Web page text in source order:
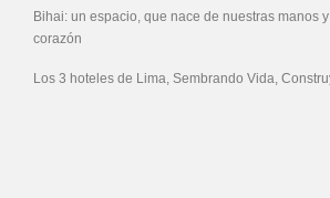
Bihai: un espacio, que nace de nuestras manos
corazón
Los 3 hoteles de Lima, Sembrando Vida,